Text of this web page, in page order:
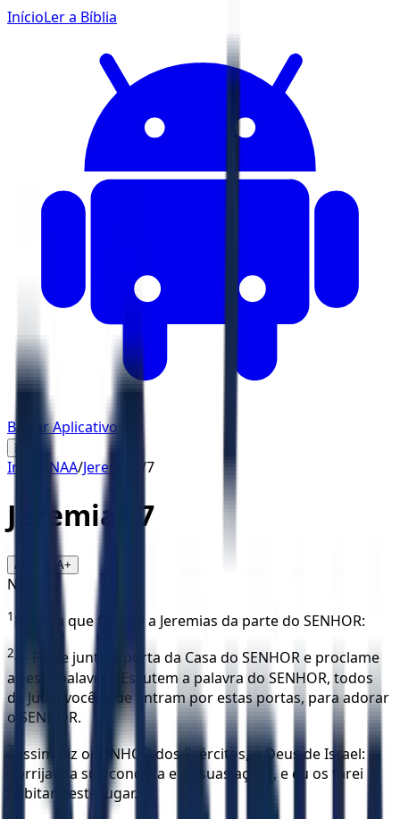
InícioLer a Bíblia
Baixar Aplicativo
☰
Início NAA/Jeremias /7
Jeremias 7
A- A+
NAA
1 Palavra que foi dita a Jeremias da parte do SENHOR:
2— Fique junto à porta da Casa do SENHOR e proclame
ali esta palavra: “Escutem a palavra do SENHOR, todos
de Judá, vocês que entram por estas portas, para adorar
o SENHOR.
3
Assim diz o SENHOR dos Exércitos, o Deus de Israel:
Corrijam a sua conduta e as suas ações, e eu os farei
habitar neste lugar.